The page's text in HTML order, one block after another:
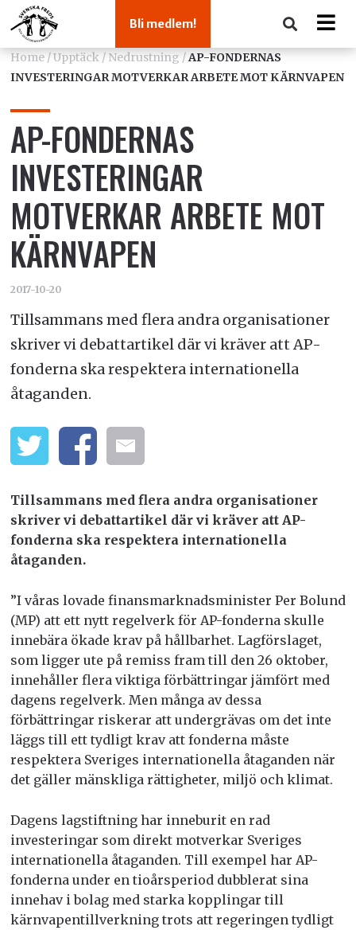
Bli medlem!
Home/Upptäck/ Nedrustning /AP-FONDERNAS
INVESTERINGAR MOTVERKAR ARBETE MOT KÄRNVAPEN
AP-FONDERNAS
INVESTERINGAR
MOTVERKAR ARBETE MOT
KÄRNVAPEN
2017-10-20
Tillsammans med flera andra organisationer
skriver vi debattartikel där vi kräver att AP-
fonderna ska respektera internationella
åtaganden.
Tillsammans med flera andra organisationer
skriver vi debattartikel där vi kräver att AP-
fonderna ska respektera internationella
åtaganden.
”I våras lovade finansmarknadsminister Per Bolund
(MP) att ett nytt regelverk för AP-fonderna skulle
innebära ökade krav på hållbarhet. Lagförslaget,
som ligger ute på remiss fram till den 26 oktober,
innehåller flera viktiga förbättringar jämfört med
dagens regelverk. Men många av dessa
förbättringar riskerar att undergrävas om det inte
läggs till ett tydligt krav att fonderna måste
respektera Sveriges internationella åtaganden när
det gäller mänskliga rättigheter, miljö och klimat.
Dagens lagstiftning har inneburit en rad
investeringar som direkt motverkar Sveriges
internationella åtaganden. Till exempel har AP-
fonderna under en tioårsperiod dubblerat sina
innehav i bolag med starka kopplingar till
kärnvapentillverkning trots att regeringen tydligt